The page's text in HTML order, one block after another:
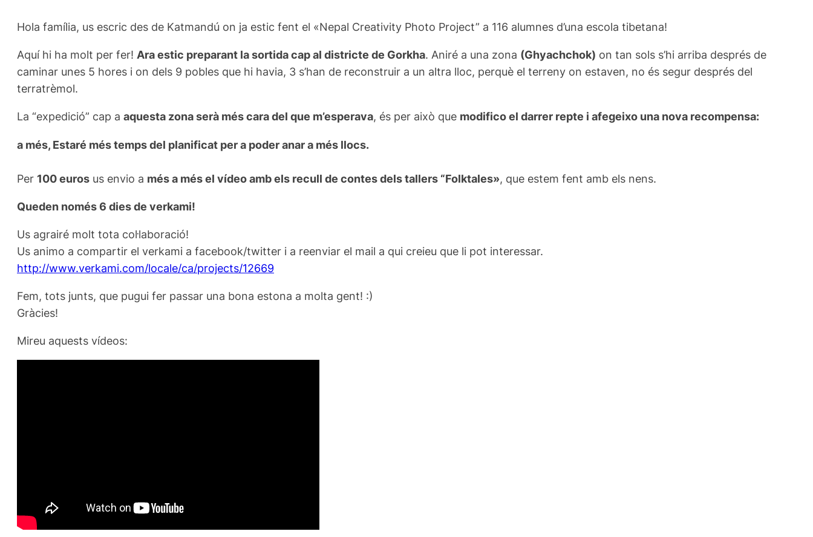
Hola família, us escric des de Katmandú on ja estic fent el «Nepal Creativity Photo Project” a 116 alumnes d’una escola tibetana!
Aquí hi ha molt per fer! Ara estic preparant la sortida cap al districte de Gorkha. Aniré a una zona (Ghyachchok) on tan sols s’hi arriba després de
caminar unes 5 hores i on dels 9 pobles que hi havia, 3 s’han de reconstruir a un altra lloc, perquè el terreny on estaven, no és segur després del
terratrèmol.
La “expedició” cap a aquesta zona serà més cara del que m’esperava, és per això que modifico el darrer repte i afegeixo una nova recompensa:
a més, Estaré més temps del planificat per a poder anar a més llocs.
Per 100 euros us envio a més a més el vídeo amb els recull de contes dels tallers “Folktales», que estem fent amb els nens.
Queden només 6 dies de verkami!
Us agrairé molt tota col·laboració!
Us animo a compartir el verkami a facebook/twitter i a reenviar el mail a qui creieu que li pot interessar.
http://www.verkami.com/locale/ca/projects/12669
Fem, tots junts, que pugui fer passar una bona estona a molta gent! :)
Gràcies!
Mireu aquests vídeos: